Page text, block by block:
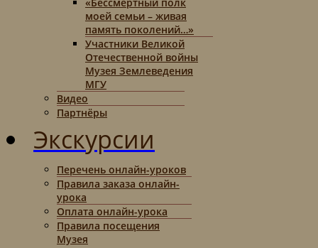
моей семьи – живая
память поколений…»
Участники Великой
Отечественной войны
Музея Землеведения
МГУ
Видео
Партнёры
Экскурсии
Перечень онлайн-уроков
Правила заказа онлайн-
урока
Оплата онлайн-урока
Правила посещения
Музея